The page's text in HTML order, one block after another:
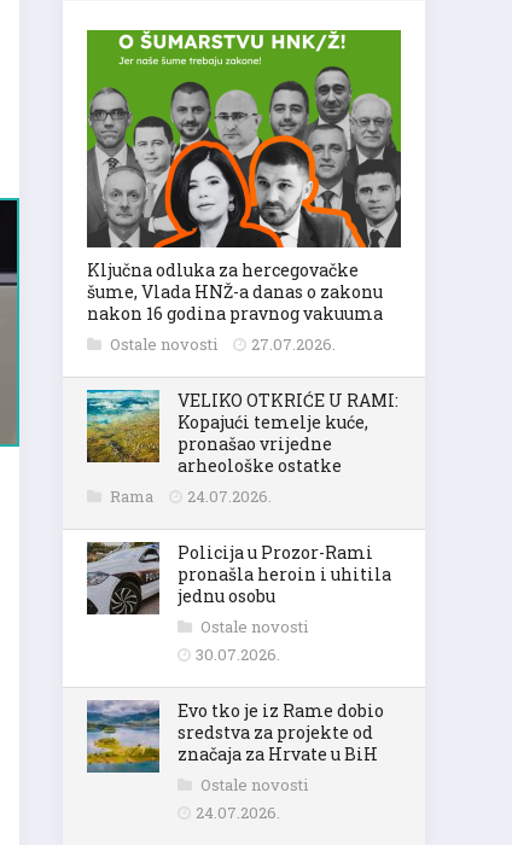
Ključna odluka za hercegovačke
šume, Vlada HNŽ-a danas o zakonu
nakon 16 godina pravnog vakuuma
Ostale novosti 27.07.2026.
VELIKO OTKRIĆE U RAMI:
Kopajući temelje kuće,
pronašao vrijedne
arheološke ostatke
Rama 24.07.2026.
Policija u Prozor-Rami
pronašla heroin i uhitila
jednu osobu
Ostale novosti
30.07.2026.
Evo tko je iz Rame dobio
sredstva za projekte od
značaja za Hrvate u BiH
Ostale novosti
24.07.2026.